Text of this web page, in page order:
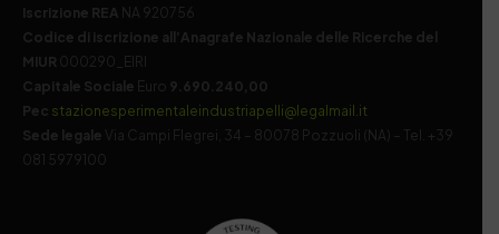
Iscrizione REA NA 920756
Codice di iscrizione all’Anagrafe Nazionale delle Ricerche del
MIUR 000290_EIRI
Capitale Sociale Euro 9.690.240,00
Pec stazionesperimentaleindustriapelli@legalmail.it
Sede legale
Via Campi Flegrei, 34 – 80078 Pozzuoli (NA) – Tel. +39
081 5979100